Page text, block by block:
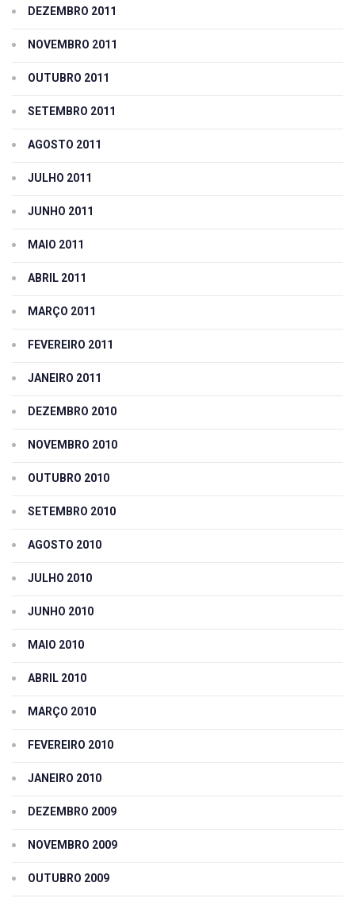
DEZEMBRO 2011
NOVEMBRO 2011
OUTUBRO 2011
SETEMBRO 2011
AGOSTO 2011
JULHO 2011
JUNHO 2011
MAIO 2011
ABRIL 2011
MARÇO 2011
FEVEREIRO 2011
JANEIRO 2011
DEZEMBRO 2010
NOVEMBRO 2010
OUTUBRO 2010
SETEMBRO 2010
AGOSTO 2010
JULHO 2010
JUNHO 2010
MAIO 2010
ABRIL 2010
MARÇO 2010
FEVEREIRO 2010
JANEIRO 2010
DEZEMBRO 2009
NOVEMBRO 2009
OUTUBRO 2009